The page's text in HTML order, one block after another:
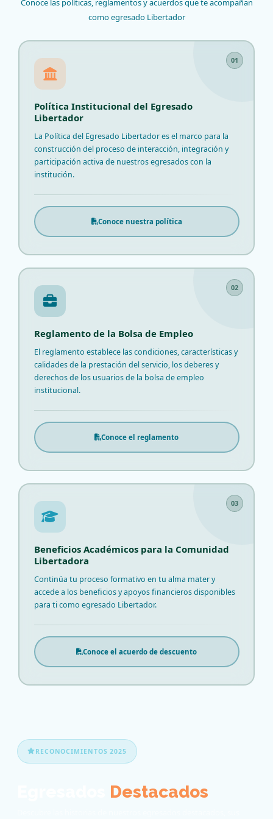
como egresado Libertador
01
Política Institucional del Egresado
Libertador
La Política del Egresado Libertador es el marco para la
construcción del proceso de interacción, integración y
participación activa de nuestros egresados con la
institución.
Conoce nuestra política
02
Reglamento de la Bolsa de Empleo
El reglamento establece las condiciones, características y
calidades de la prestación del servicio, los deberes y
derechos de los usuarios de la bolsa de empleo
institucional.
Conoce el reglamento
03
Beneficios Académicos para la Comunidad
Libertadora
Continúa tu proceso formativo en tu alma mater y
accede a los beneficios y apoyos financieros disponibles
para ti como egresado Libertador.
Conoce el acuerdo de descuento
RECONOCIMIENTOS 2025
Destacados